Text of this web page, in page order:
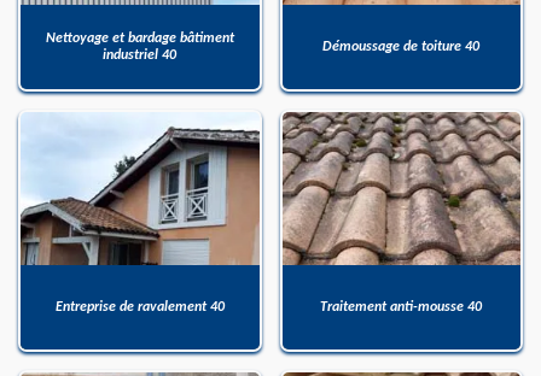
Nettoyage et bardage bâtiment
industriel 40
Démoussage de toiture 40
Entreprise de ravalement 40 Traitement anti-mousse 40